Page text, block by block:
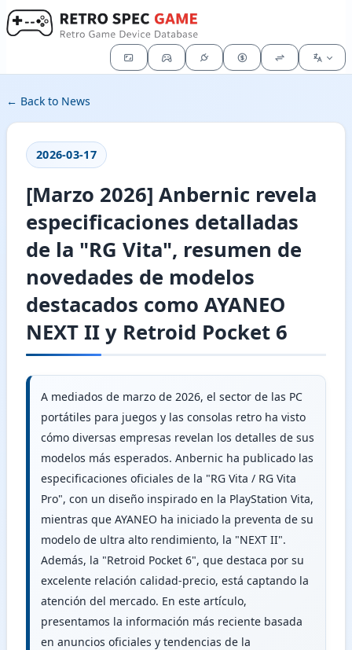
← Back to News
2026-03-17
[Marzo 2026] Anbernic revela
especificaciones detalladas
de la "RG Vita", resumen de
novedades de modelos
destacados como AYANEO
NEXT II y Retroid Pocket 6
A mediados de marzo de 2026, el sector de las PC
portátiles para juegos y las consolas retro ha visto
cómo diversas empresas revelan los detalles de sus
modelos más esperados. Anbernic ha publicado las
especificaciones oficiales de la "RG Vita / RG Vita
Pro", con un diseño inspirado en la PlayStation Vita,
mientras que AYANEO ha iniciado la preventa de su
modelo de ultra alto rendimiento, la "NEXT II".
Además, la "Retroid Pocket 6", que destaca por su
excelente relación calidad-precio, está captando la
atención del mercado. En este artículo,
presentamos la información más reciente basada
en anuncios oficiales y tendencias de la